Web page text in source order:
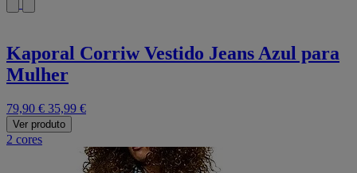
Kaporal Corriw Vestido Jeans Azul para
Mulher
79,90 € 35,99 €
Ver produto
2 cores